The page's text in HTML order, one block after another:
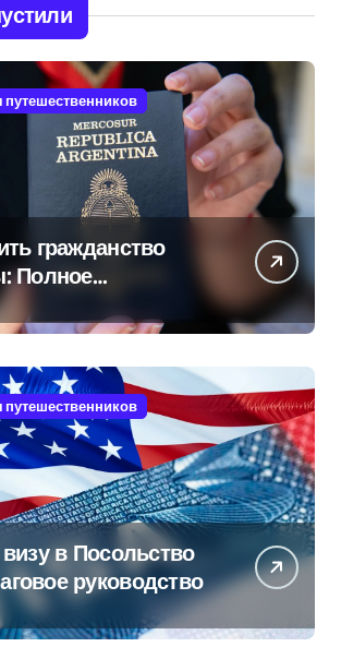
путешественников
гражданство
Полное
путешественников
в Посольство
руководство